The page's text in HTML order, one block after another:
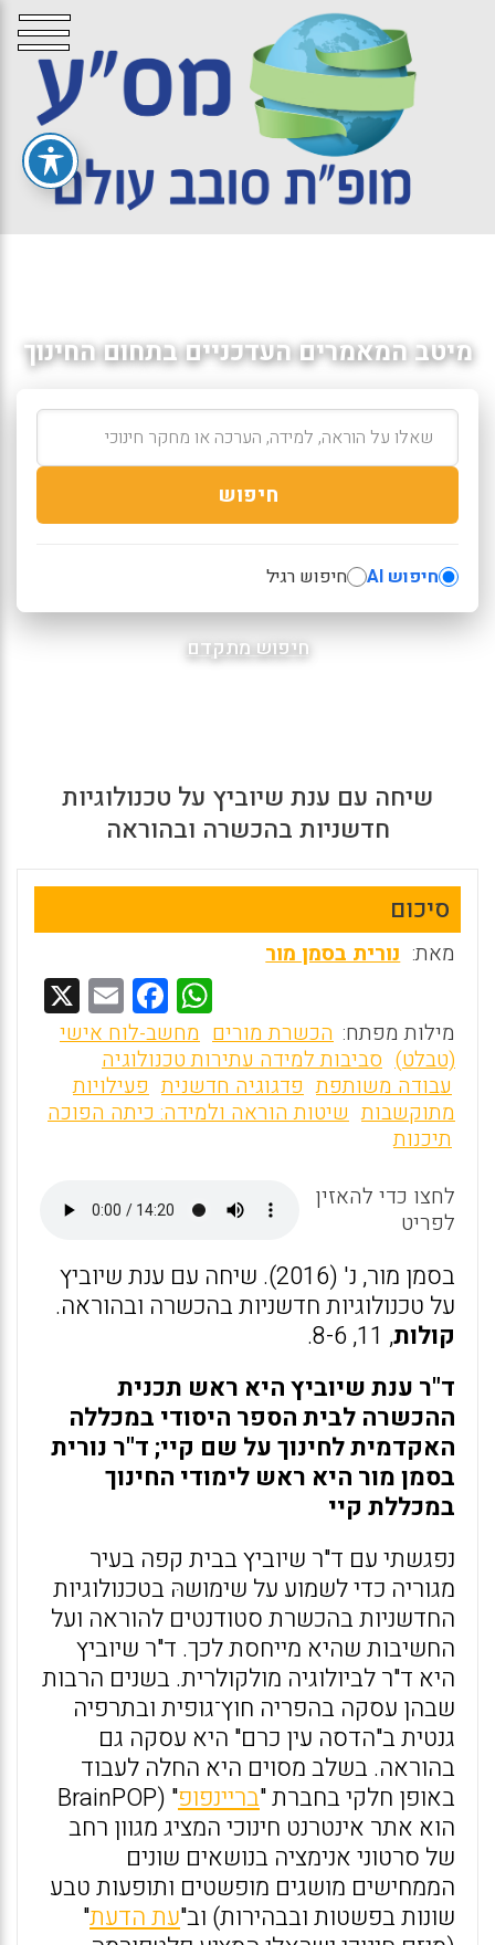
מיטב המאמרים העדכניים בתחום החינוך
חיפוש
חיפוש AI חיפוש רגיל
חיפוש מתקדם
שיחה עם ענת שיוביץ על טכנולוגיות
חדשניות בהכשרה ובהוראה
סיכום
מאת: נורית בסמן מור
W
h
at
s
A
p
F
a
ce
b
o
k
E
m
l
מילות מפתח: הכשרת מורים מחשב-לוח אישי
(טבלט) סביבות למידה עתירות טכנולוגיה
עבודה משותפת פדגוגיה חדשנית פעילויות
מתוקשבות שיטות הוראה ולמידה: כיתה הפוכה
תיכנות
לחצו כדי להאזין
לפריט
בסמן מור, נ' (2016). שיחה עם ענת שיוביץ
על טכנולוגיות חדשניות בהכשרה ובהוראה.
קולות, 11, 8-6.
ד"ר ענת שיוביץ היא ראש תכנית
ההכשרה לבית הספר היסודי במכללה
האקדמית לחינוך על שם קיי; ד"ר נורית
בסמן מור היא ראש לימודי החינוך
במכללת קיי
נפגשתי עם ד"ר שיוביץ בבית קפה בעיר
מגוריה כדי לשמוע על שימושהּ בטכנולוגיות
החדשניות בהכשרת סטודנטים להוראה ועל
החשיבות שהיא מייחסת לכך. ד"ר שיוביץ
היא ד"ר לביולוגיה מולקולרית. בשנים הרבות
שבהן עסקה בהפריה חוץ־גופית ובתרפיה
גנטית ב"הדסה עין כרם" היא עסקה גם
בהוראה. בשלב מסוים היא החלה לעבוד
באופן חלקי בחברת "בריינפופ
" (BrainPOP
הוא אתר אינטרנט חינוכי המציג מגוון רחב
של סרטוני אנימציה בנושאים שונים
הממחישים מושגים מופשטים ותופעות טבע
שונות בפשטות ובבהירות) וב"עת הדעת"